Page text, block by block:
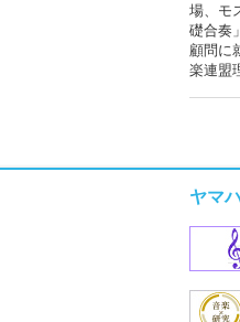
場、モ
礎合奏
顧問に
楽連盟
ヤマ